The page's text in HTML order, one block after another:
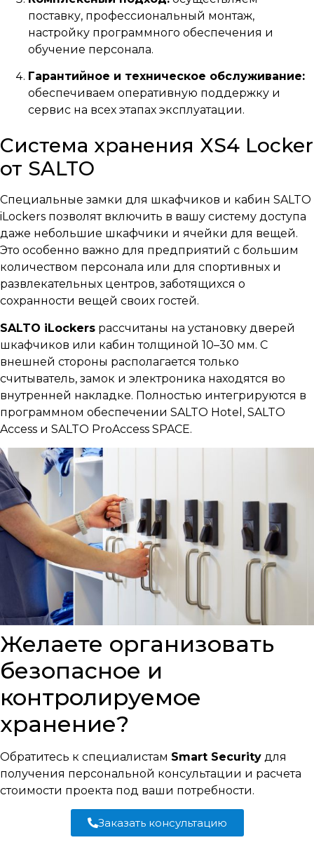
поставку, профессиональный монтаж,
настройку программного обеспечения и
обучение персонала.
Гарантийное и техническое обслуживание:
обеспечиваем оперативную поддержку и
сервис на всех этапах эксплуатации.
Система хранения XS4 Locker
от SALTO
Специальные замки для шкафчиков и кабин SALTO
iLockers позволят включить в вашу систему доступа
даже небольшие шкафчики и ячейки для вещей.
Это особенно важно для предприятий с большим
количеством персонала или для спортивных и
развлекательных центров, заботящихся о
сохранности вещей своих гостей.
SALTO iLockers рассчитаны на установку дверей
шкафчиков или кабин толщиной 10–30 мм. С
внешней стороны располагается только
считыватель, замок и электроника находятся во
внутренней накладке. Полностью интегрируются в
программном обеспечении SALTO Hotel, SALTO
Access и SALTO ProAccess SPACE.
Желаете организовать
безопасное и
контролируемое
хранение?
Обратитесь к специалистам Smart Security для
получения персональной консультации и расчета
стоимости проекта под ваши потребности.
Заказать консультацию